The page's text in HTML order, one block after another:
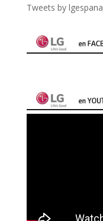
Tweets by lgespana